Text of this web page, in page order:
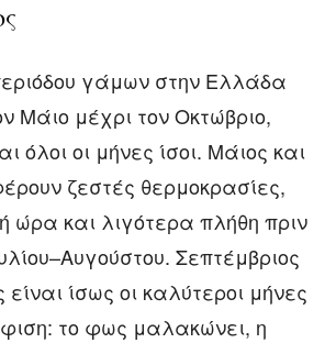
γάμων στην Ελλάδα
Μάιο μέχρι τον Οκτώβριο,
όλοι οι μήνες ίσοι. Μάιος και
ζεστές θερμοκρασίες,
ώρα και λιγότερα πλήθη πριν
Σεπτέμβριος
είναι ίσως οι καλύτεροι μήνες
το φως μαλακώνει, η